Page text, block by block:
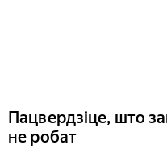
Пацвердзіце, што
не робат